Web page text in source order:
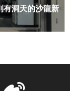
有洞天的沙龍新